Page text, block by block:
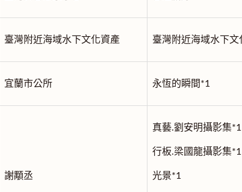
臺灣附近海域水下文化資產 臺灣附近海域水下文
宜蘭市公所 永恆的瞬間*1
謝顒丞
真藝.劉安明攝影集*1
行板.梁國龍攝影集*1
光景*1